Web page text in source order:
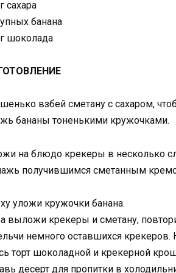
сахара
банана
шоколада
взбей сметану с сахаром,
бананы тоненькими кружочками.
на блюдо крекеры в несколько
получившимся сметанным
уложи кружочки банана.
выложи крекеры и сметану,
немного оставшихся крекеров.
торт шоколадной и крекерной
десерт для пропитки в